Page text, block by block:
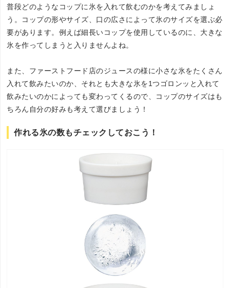
普段どのようなコップに氷を入れて飲むのかを考えてみましょ
う。コップの形やサイズ、口の広さによって氷のサイズを選ぶ必
要があります。例えば細長いコップを使用しているのに、大きな
氷を作ってしまうと入りませんよね。
また、ファーストフード店のジュースの様に小さな氷をたくさん
入れて飲みたいのか、それとも大きな氷を1つゴロンッと入れて
飲みたいのかによっても変わってくるので、コップのサイズはも
ちろん自分の好みも考えて選びましょう！
作れる氷の数もチェックしておこう！